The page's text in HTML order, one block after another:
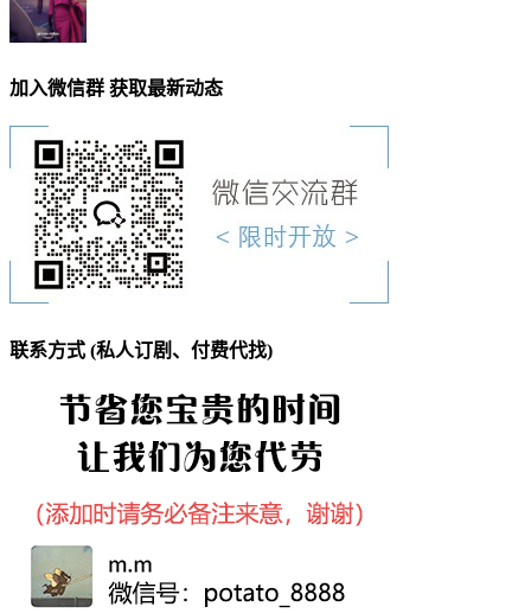
加入微信群 获取最新动态
联系方式 (私人订剧、付费代找)